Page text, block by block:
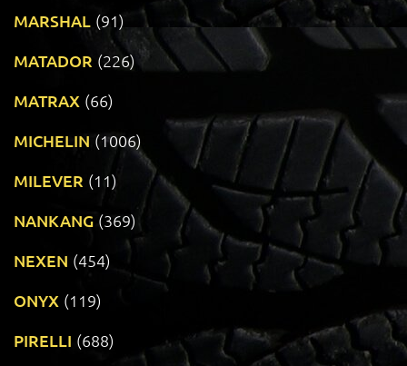
MARSHAL (91)
MATADOR (226)
MATRAX (66)
MICHELIN (1006)
MILEVER (11)
NANKANG (369)
NEXEN (454)
ONYX (119)
PIRELLI (688)